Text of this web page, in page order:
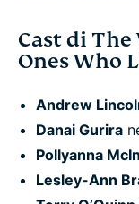
Cast di
Ones Who
Andrew
Danai Gurira
Pollyanna
Lesley-Ann